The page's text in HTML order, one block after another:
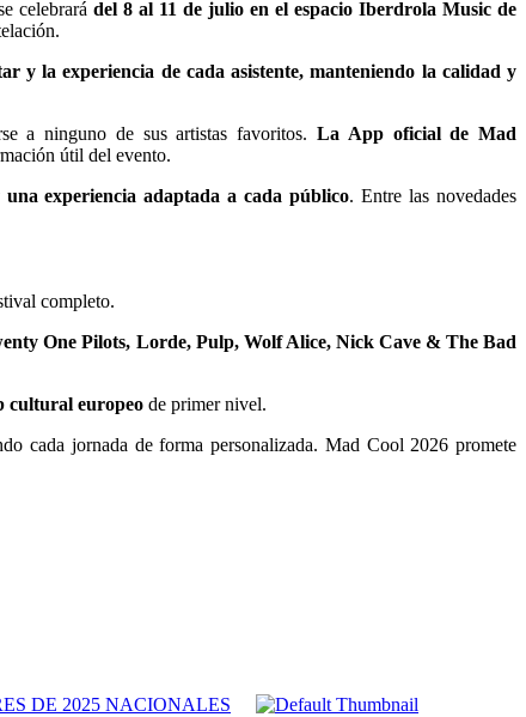
celebrará del 8 al 11 de julio en el espacio Iberdrola Music de
y la experiencia de cada asistente, manteniendo la calidad y
a ninguno de sus artistas favoritos. La App oficial de Mad
útil del evento.
experiencia adaptada a cada público. Entre las novedades
completo.
One Pilots, Lorde, Pulp, Wolf Alice, Nick Cave & The Bad
cultural europeo de primer nivel.
cada jornada de forma personalizada. Mad Cool 2026 promete
DE 2025 NACIONALES